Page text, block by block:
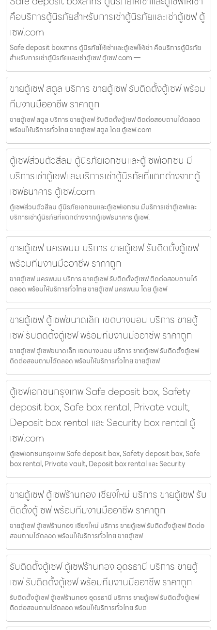
คือบริการตู้นิรภัยสำหรับการเช่าตู้นิรภัยและเช่าตู้เซฟ ตู้
เซฟ.com
Safe deposit boxสาทร ตู้นิรภัยให้เช่าและตู้เซฟให้เช่า คือบริการตู้นิรภัย
สำหรับการเช่าตู้นิรภัยและเช่าตู้เซฟ ตู้เซฟ.com —
ขายตู้เซฟ สตูล บริการ ขายตู้เซฟ รับติดตั้งตู้เซฟ พร้อม
ทีมงานมืออาชีพ ราคาถูก
ขายตู้เซฟ สตูล บริการ ขายตู้เซฟ รับติดตั้งตู้เซฟ ติดต่อสอบถามได้ตลอด
พร้อมให้บริการทั่วไทย ขายตู้เซฟ สตูล โดย ตู้เซฟ.com
ตู้เซฟส่วนตัวสีลม ตู้นิรภัยเอกชนและตู้เซฟเอกชน มี
บริการเช่าตู้เซฟและบริการเช่าตู้นิรภัยที่แตกต่างจากตู้
เซฟธนาคาร ตู้เซฟ.com
ตู้เซฟส่วนตัวสีลม ตู้นิรภัยเอกชนและตู้เซฟเอกชน มีบริการเช่าตู้เซฟและ
บริการเช่าตู้นิรภัยที่แตกต่างจากตู้เซฟธนาคาร ตู้เซฟ.
ขายตู้เซฟ นครพนม บริการ ขายตู้เซฟ รับติดตั้งตู้เซฟ
พร้อมทีมงานมืออาชีพ ราคาถูก
ขายตู้เซฟ นครพนม บริการ ขายตู้เซฟ รับติดตั้งตู้เซฟ ติดต่อสอบถามได้
ตลอด พร้อมให้บริการทั่วไทย ขายตู้เซฟ นครพนม โดย ตู้เซฟ
ขายตู้เซฟ ตู้เซฟขนาดเล็ก เขตบางบอน บริการ ขายตู้
เซฟ รับติดตั้งตู้เซฟ พร้อมทีมงานมืออาชีพ ราคาถูก
ขายตู้เซฟ ตู้เซฟขนาดเล็ก เขตบางบอน บริการ ขายตู้เซฟ รับติดตั้งตู้เซฟ
ติดต่อสอบถามได้ตลอด พร้อมให้บริการทั่วไทย ขายตู้เซฟ
ตู้เซฟเอกชนกรุงเทพ Safe deposit box, Safety
deposit box, Safe box rental, Private vault,
Deposit box rental และ Security box rental ตู้
เซฟ.com
ตู้เซฟเอกชนกรุงเทพ Safe deposit box, Safety deposit box, Safe
box rental, Private vault, Deposit box rental และ Security
ขายตู้เซฟ ตู้เซฟร้านทอง เชียงใหม่ บริการ ขายตู้เซฟ รับ
ติดตั้งตู้เซฟ พร้อมทีมงานมืออาชีพ ราคาถูก
ขายตู้เซฟ ตู้เซฟร้านทอง เชียงใหม่ บริการ ขายตู้เซฟ รับติดตั้งตู้เซฟ ติดต่อ
สอบถามได้ตลอด พร้อมให้บริการทั่วไทย ขายตู้เซฟ
รับติดตั้งตู้เซฟ ตู้เซฟร้านทอง อุดรธานี บริการ ขายตู้
เซฟ รับติดตั้งตู้เซฟ พร้อมทีมงานมืออาชีพ ราคาถูก
รับติดตั้งตู้เซฟ ตู้เซฟร้านทอง อุดรธานี บริการ ขายตู้เซฟ รับติดตั้งตู้เซฟ
ติดต่อสอบถามได้ตลอด พร้อมให้บริการทั่วไทย รับต